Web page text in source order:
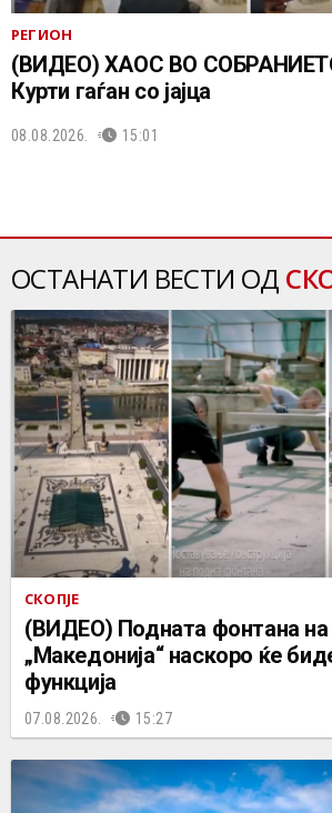
РЕГИОН
(ВИДЕО) ХАОС ВО
Курти гаѓан со јајца
08.08.2026. 15:01
ОСТАНАТИ ВЕСТИ ОД
СКОПЈЕ
(ВИДЕО) Подната фонтана
„Македонија“ наскоро ќе
функција
07.08.2026. 15:27